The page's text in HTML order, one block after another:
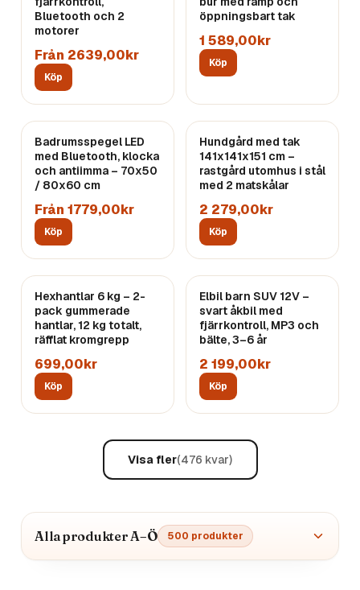
Bluetooth och 2
motorer
Från 2639,00kr
Köp
öppningsbart tak
1 589,00kr
Köp
Badrumsspegel LED
med Bluetooth, klocka
och antiimma – 70x50
/ 80x60 cm
Från 1779,00kr
Köp
Hundgård med tak
141x141x151 cm –
rastgård utomhus i stål
med 2 matskålar
2 279,00kr
Köp
Hexhantlar 6 kg – 2-
pack gummerade
hantlar, 12 kg totalt,
räfflat kromgrepp
699,00kr
Köp
Elbil barn SUV 12V –
svart åkbil med
fjärrkontroll, MP3 och
bälte, 3–6 år
2 199,00kr
Köp
Visa fler(476 kvar)
Alla produkter A–Ö 500 produkter